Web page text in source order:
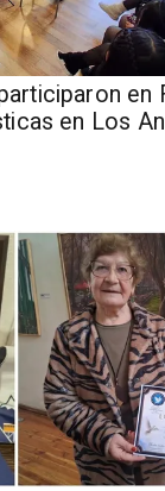
en
en Los